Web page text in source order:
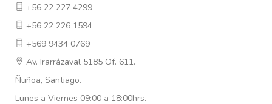
+56 22 227 4299
+56 22 226 1594
+569 9434 0769
Av. Irarrázaval 5185 Of. 611.
Ñuñoa, Santiago.
Lunes a Viernes 09:00 a 18:00hrs.